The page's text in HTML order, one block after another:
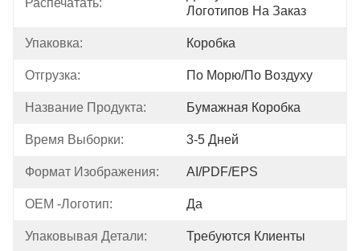
Распечатать:
Логотипов На Заказ
Упаковка: Коробка
Отгрузка: По Морю/по Воздуху
Название Продукта: Бумажная Коробка
Время Выборки: 3-5 Дней
Формат Изображения: AI/PDF/EPS
OEM -логотип: Да
Упаковывая Детали: Требуются Клиенты